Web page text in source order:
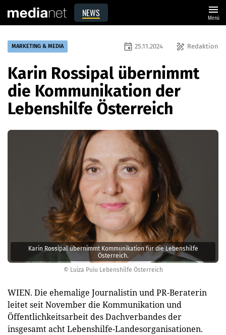
NEWS menu
Menü
© Luiza Puiu Lebenshilfe Österreich
Karin Rossipal übernimmt Kommunikation für die Lebenshilfe
Österreich.
MARKETING & MEDIA draw Redaktion
event 25.11.2024
Karin Rossipal übernimmt
die Kommunikation der
Lebenshilfe Österreich
WIEN. Die ehemalige Journalistin und PR-Beraterin
leitet seit November die Kommunikation und
Öffentlichkeitsarbeit des Dachverbandes der
insgesamt acht Lebenshilfe-Landesorganisationen.